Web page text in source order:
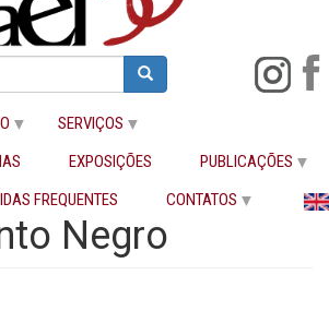
Search
SERVIÇOS
EXPOSIÇÕES
PUBLICAÇÕES
FREQUENTES CONTATOS
Negro